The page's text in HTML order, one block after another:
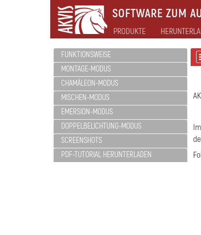
SOFTWARE ZUM
PRODUKTE
FUNKTIONSWEISE
MONTAGE-MODUS
CHAMÄLEON-MODUS
MISCHEN-MODUS
EMERSION-MODUS
DOPPELBELICHTUNG-MODUS
SCREENSHOTS
PDF-TUTORIAL HERUNTERLADEN